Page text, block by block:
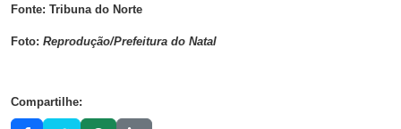
Fonte: Tribuna do Norte
Foto: Reprodução/Prefeitura do Natal
Compartilhe: